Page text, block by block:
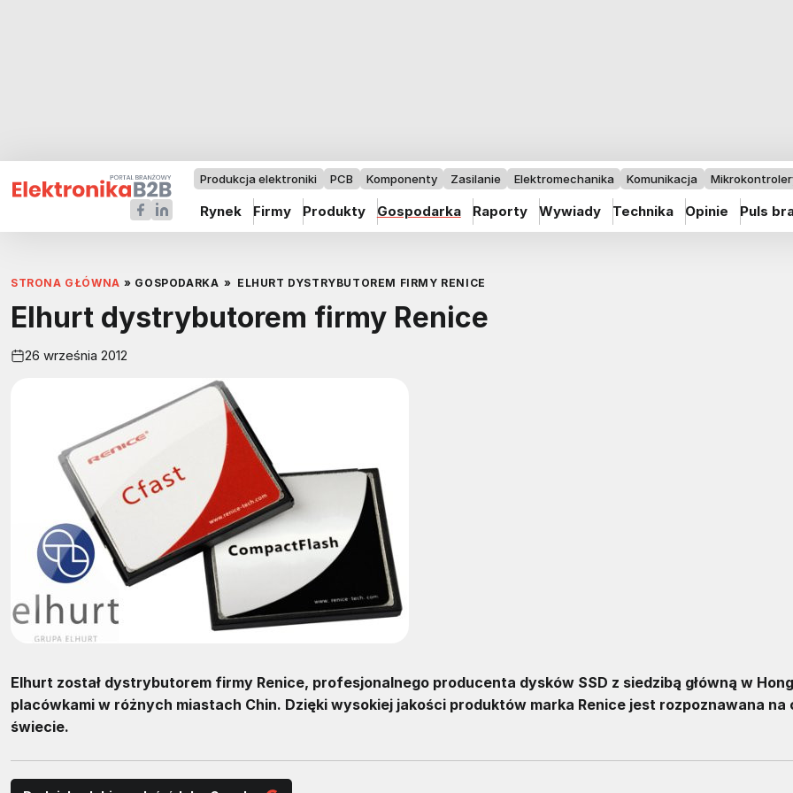
Produkcja elektroniki PCB Komponenty Zasilanie Elektromechanika Komunikacja
Rynek Firmy Produkty Gospodarka Raporty Wywiady Technika Opinie Puls
STRONA GŁÓWNA » GOSPODARKA » ELHURT DYSTRYBUTOREM FIRMY RENICE
Elhurt dystrybutorem firmy Renice
26 września 2012
Elhurt został dystrybutorem firmy Renice, profesjonalnego producenta dysków SSD z siedzibą główną w
placówkami w różnych miastach Chin. Dzięki wysokiej jakości produktów marka Renice jest rozpoznawana na
świecie.